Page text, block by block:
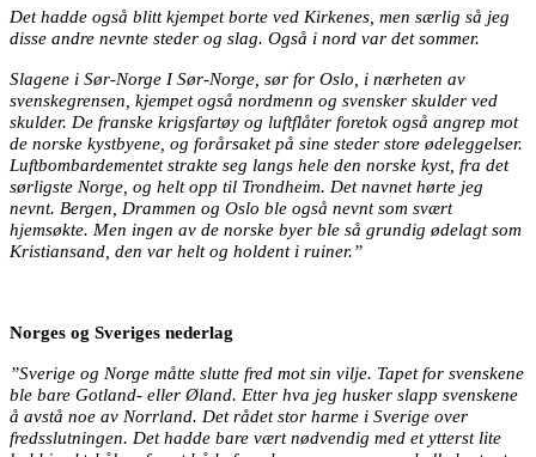
Det hadde også blitt kjempet borte ved Kirkenes, men særlig så jeg
disse andre nevnte steder og slag. Også i nord var det sommer.
Slagene i Sør-Norge I Sør-Norge, sør for Oslo, i nærheten av
svenskegrensen, kjempet også nordmenn og svensker skulder ved
skulder. De franske krigsfartøy og luftflåter foretok også angrep mot
de norske kystbyene, og forårsaket på sine steder store ødeleggelser.
Luftbombardementet strakte seg langs hele den norske kyst, fra det
sørligste Norge, og helt opp til Trondheim. Det navnet hørte jeg
nevnt. Bergen, Drammen og Oslo ble også nevnt som svært
hjemsøkte. Men ingen av de norske byer ble så grundig ødelagt som
Kristiansand, den var helt og holdent i ruiner.”
Norges og Sveriges nederlag
”Sverige og Norge måtte slutte fred mot sin vilje. Tapet for svenskene
ble bare Gotland- eller Øland. Etter hva jeg husker slapp svenskene
å avstå noe av Norrland. Det rådet stor harme i Sverige over
fredsslutningen. Det hadde bare vært nødvendig med et ytterst lite